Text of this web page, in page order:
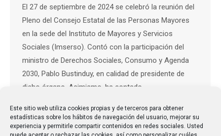
Este sitio web utiliza cookies propias y de terceros para obtener
estadísticas sobre los hábitos de navegación del usuario, mejorar su
experiencia y permitirle compartir contenidos en redes sociales. Usted
El 27 de septiembre de 2024 se celebró la reunión del
Pleno del Consejo Estatal de las Personas Mayores
en la sede del Instituto de Mayores y Servicios
Sociales (Imserso). Contó con la participación del
ministro de Derechos Sociales, Consumo y Agenda
2030, Pablo Bustinduy, en calidad de presidente de
dicho órgano. Asimismo, ha contado…